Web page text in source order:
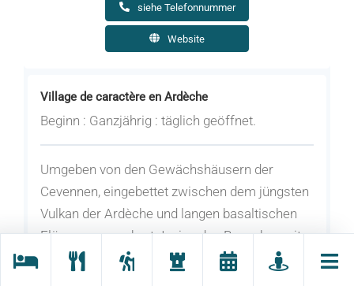
Village de caractère en Ardèche
Beginn : Ganzjährig : täglich geöffnet.
Umgeben von den Gewächshäusern der
Cevennen, eingebettet zwischen dem jüngsten
Vulkan der Ardèche und langen basaltischen
Flüssen, verzaubert Jaujac den Besucher mit
der Schönheit seiner Sehenswürdigkeiten.
siehe Telefonnummer
Website